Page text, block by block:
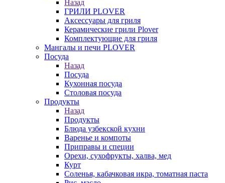
Назад
ГРИЛИ PLOVER
Аксессуары для гриля
Керамические грили Plover
Комплектующие для гриля
Мангалы и печи PLOVER
Посуда
Назад
Посуда
Кухонная посуда
Столовая посуда
Продукты
Назад
Продукты
Блюда узбекской кухни
Варенье и компоты
Приправы и специи
Орехи, сухофрукты, халва, мед
Курт
Соленья, кабачковая икра, томатная паста